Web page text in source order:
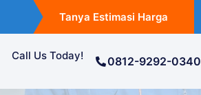
Tanya Estimasi Harga
Call Us Today! 0812-9292-0340